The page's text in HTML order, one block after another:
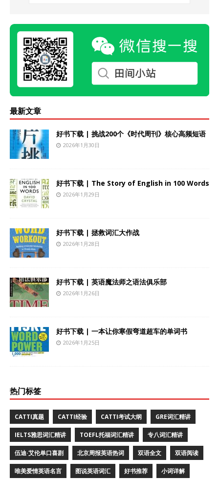
最新文章
好书下载 | 挑战200个《时代周刊》核心高频短语
2026年1月30日
好书下载 | The Story of English in 100 Words
2026年1月29日
好书下载 | 拯救词汇大作战
2026年1月28日
好书下载 | 英语魔法师之语法俱乐部
2026年1月26日
好书下载 | 一本让你寒假弯道超车的单词书
2026年1月25日
热门标签
CATTI真题 CATTI经验 CATTI考试大纲 GRE词汇精讲
IELTS雅思词汇精讲 TOEFL托福词汇精讲 专八词汇精讲
伍迪·艾伦单口喜剧 北京周报英语热词 双语全文 双语阅读
唯美爱情英语名言 图说英语词汇 好书推荐 小词详解